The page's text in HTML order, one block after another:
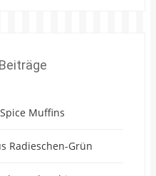
Muffins
Radieschen-Grün